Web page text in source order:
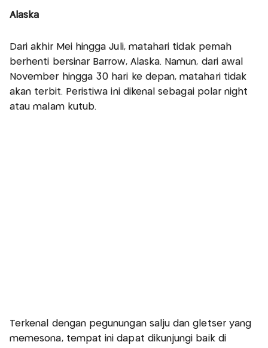
Alaska
Dari akhir Mei hingga Juli, matahari tidak pernah
berhenti bersinar Barrow, Alaska. Namun, dari awal
November hingga 30 hari ke depan, matahari tidak
akan terbit. Peristiwa ini dikenal sebagai polar night
atau malam kutub.
Terkenal dengan pegunungan salju dan gletser yang
memesona, tempat ini dapat dikunjungi baik di